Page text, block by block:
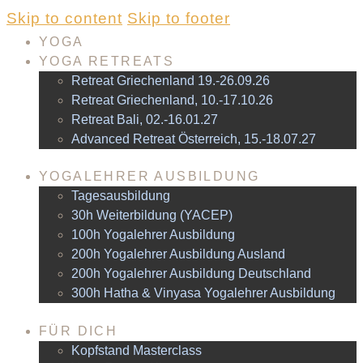
Skip to content Skip to footer
YOGA
YOGA RETREATS
Retreat Griechenland 19.-26.09.26
Retreat Griechenland, 10.-17.10.26
Retreat Bali, 02.-16.01.27
Advanced Retreat Österreich, 15.-18.07.27
YOGALEHRER AUSBILDUNG
Tagesausbildung
30h Weiterbildung (YACEP)
100h Yogalehrer Ausbildung
200h Yogalehrer Ausbildung Ausland
200h Yogalehrer Ausbildung Deutschland
300h Hatha & Vinyasa Yogalehrer Ausbildung
FÜR DICH
Kopfstand Masterclass